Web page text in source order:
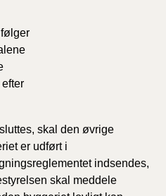
skal den øvrige
er udført i
indsendes,
skal meddele